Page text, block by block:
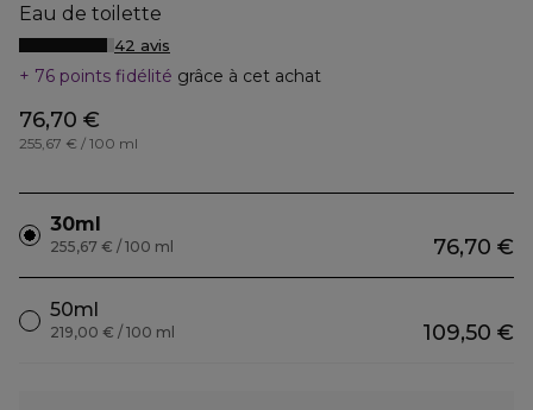
Eau de toilette
42 avis
76 points fidélité grâce à cet achat
76,70 €
255,67 € / 100 ml
30ml
76,70 €
255,67 € / 100 ml
50ml
109,50 €
219,00 € / 100 ml